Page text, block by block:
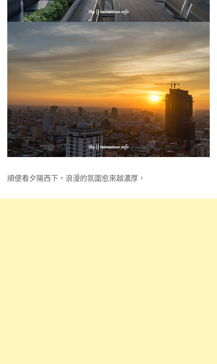
順便看夕陽西下，浪漫的氛圍愈來越濃厚，